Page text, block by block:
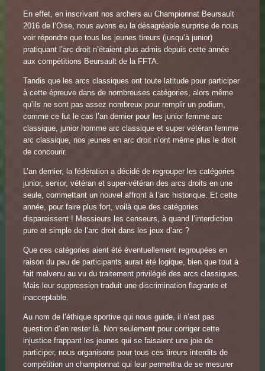
En effet, en inscrivant nos archers au Championnat Beursault
2016 de l’Oise, nous avons eu la désagréable surprise de nous
voir répondre que tous les jeunes tireurs (jusqu’à junior)
pratiquant l’arc droit n’étaient plus admis depuis cette année
aux compétitions Beursault de la FFTA.
Tandis que les arcs classiques ont toute latitude pour participer
à cette épreuve dans de nombreuses catégories, alors même
qu’ils ne sont pas assez nombreux pour remplir un podium,
comme ce fut le cas l’an dernier pour les junior femme arc
classique, junior homme arc classique et super vétéran femme
arc classique, nos jeunes en arc droit n’ont même plus le droit
de concourir.
L’an dernier, la fédération a décidé de regrouper les catégories
junior, senior, vétéran et super-vétéran des arcs droits en une
seule, commettant un nouvel affront à l’arc historique. Et cette
année, pour faire plus fort, voilà que des catégories
disparaissent ! Messieurs les censeurs, à quand l’interdiction
pure et simple de l’arc droit dans les jeux d’arc ?
Que ces catégories aient été éventuellement regroupées en
raison du peu de participants aurait été logique, bien que tout à
fait malvenu au vu du traitement privilégié des arcs classiques.
Mais leur suppression traduit une discrimination flagrante et
inacceptable.
Au nom de l’éthique sportive qui nous guide, il n’est pas
question d’en rester là. Non seulement pour corriger cette
injustice frappant les jeunes qui se faisaient une joie de
participer, nous organisons pour tous ces tireurs interdits de
compétition un championnat qui leur permettra de se mesurer